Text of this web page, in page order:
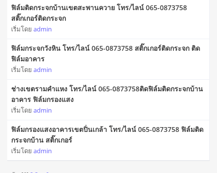
ฟิล์มติดกระจกบ้านเขตสะพานควาย โทร/ไลน์ 065-0873758
สติ๊กเกอร์ติดกระจก
เริ่มโดย admin
ฟิล์มกระจกวังหิน โทร/ไลน์ 065-0873758 สติ๊กเกอร์ติดกระจก ติด
ฟิล์มอาคาร
เริ่มโดย admin
ช่างเขตรามคำแหง โทร/ไลน์ 065-0873758ติดฟิล์มติดกระจกบ้าน
อาคาร ฟิล์มกรองแสง
เริ่มโดย admin
ฟิล์มกรองแสงอาคารเขตปิ่นเกล้า โทร/ไลน์ 065-0873758 ฟิล์มติด
กระจกบ้าน สติ๊กเกอร์
เริ่มโดย admin